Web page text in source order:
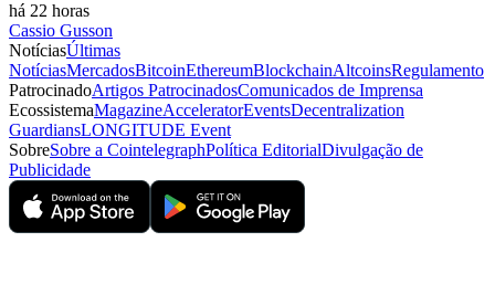
há 22 horas
Cassio Gusson
NotíciasÚltimas
NotíciasMercadosBitcoinEthereumBlockchainAltcoinsRegulamento
PatrocinadoArtigos PatrocinadosComunicados de Imprensa
EcossistemaMagazineAcceleratorEventsDecentralization
GuardiansLONGITUDE Event
SobreSobre a CointelegraphPolítica EditorialDivulgação de
Publicidade